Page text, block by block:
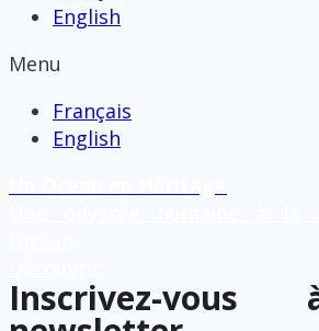
English
Menu
Français
English
Inscrivez-